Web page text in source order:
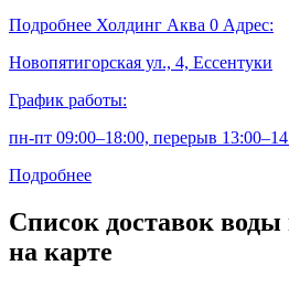
Подробнее Холдинг Аква 0 Адрес:
Новопятигорская ул., 4, Ессентуки
График работы:
пн-пт 09:00–18:00, перерыв
Подробнее
Список доставок воды
на карте